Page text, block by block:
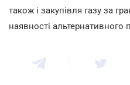
також і закупівля газу за
наявності альтернативного